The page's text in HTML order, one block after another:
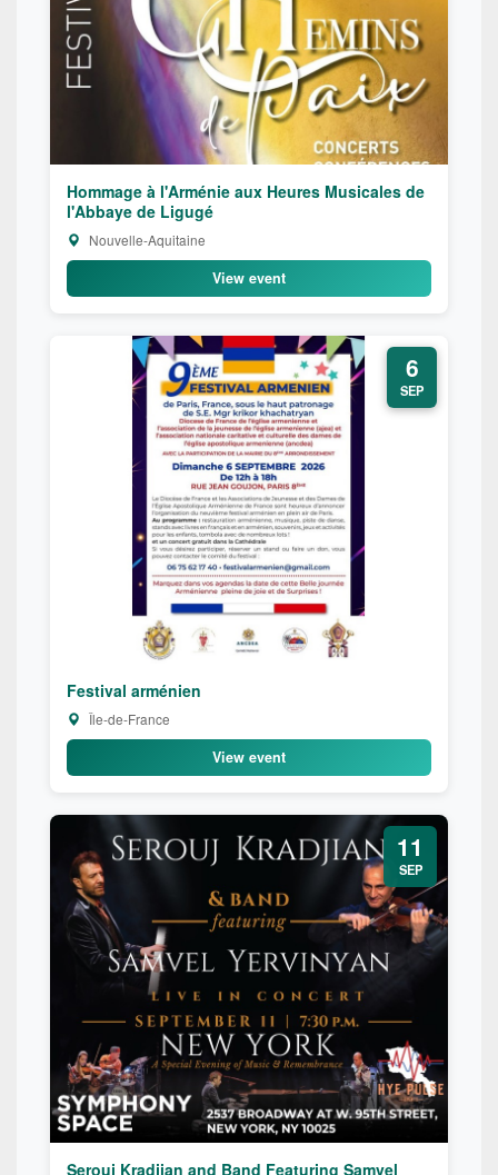
Hommage à l'Arménie aux Heures Musicales de
l'Abbaye de Ligugé
Nouvelle-Aquitaine
View event
6
SEP
Festival arménien
Île-de-France
View event
11
SEP
Serouj Kradjian and Band Featuring Samvel